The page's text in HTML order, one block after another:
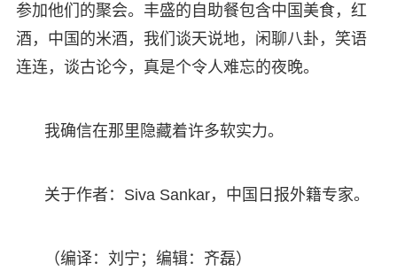
参加他们的聚会。丰盛的自助餐包含中国美食，红
酒，中国的米酒，我们谈天说地，闲聊八卦，笑语
连连，谈古论今，真是个令人难忘的夜晚。
我确信在那里隐藏着许多软实力。
关于作者：Siva Sankar，中国日报外籍专家。
（编译：刘宁；编辑：齐磊）